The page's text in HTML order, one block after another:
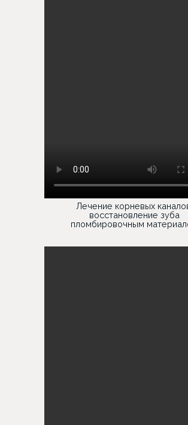
Лечение корневых
восстановление зуба
пломбировочным